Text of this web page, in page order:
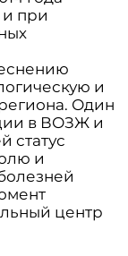
и при
и
Один
в ВОЗЖ и
статус
и
центр